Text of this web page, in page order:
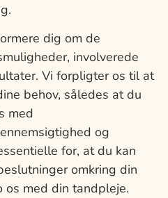
dig om de
involverede
Vi forpligter os til at
behov, således at du
med
og
for, at du kan
omkring din
os med din tandpleje.